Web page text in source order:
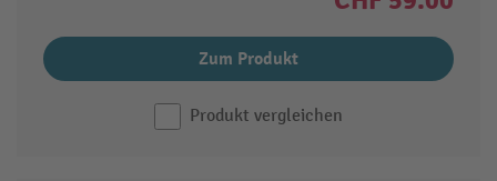
Zum Produkt
Produkt vergleichen